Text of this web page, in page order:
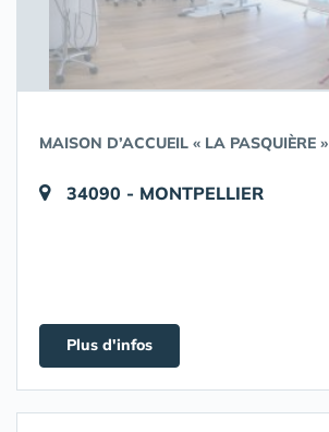
MAISON D’ACCUEIL « LA PASQUIÈRE »
34090 - MONTPELLIER
Plus d'infos